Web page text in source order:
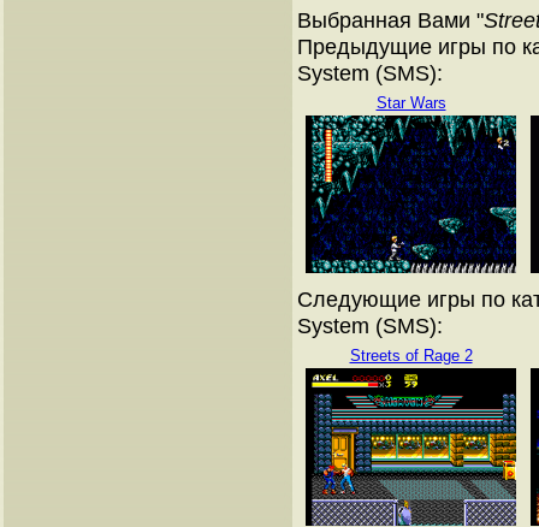
Выбранная Вами "
Предыдущие игры по
System (SMS):
Star Wars
Следующие игры по
System (SMS):
Streets of Rage 2